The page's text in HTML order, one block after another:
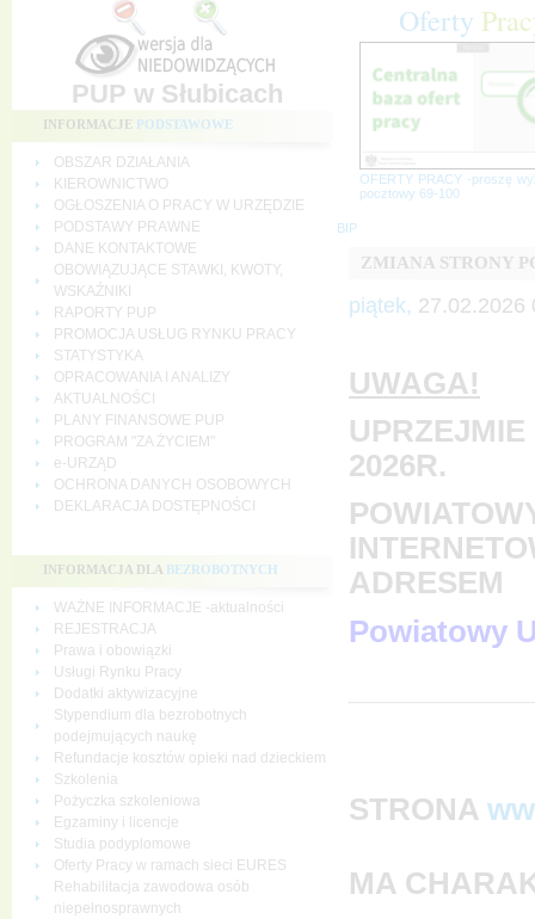
PUP w Słubicach
INFORMACJE PODSTAWOWE
OBSZAR DZIAŁANIA
KIEROWNICTWO
OGŁOSZENIA O PRACY W URZĘDZIE
PODSTAWY PRAWNE
DANE KONTAKTOWE
OBOWIĄZUJĄCE STAWKI, KWOTY,
WSKAŹNIKI
RAPORTY PUP
PROMOCJA USŁUG RYNKU PRACY
STATYSTYKA
OPRACOWANIA I ANALIZY
AKTUALNOŚCI
PLANY FINANSOWE PUP
PROGRAM "ZA ŻYCIEM"
e-URZĄD
OCHRONA DANYCH OSOBOWYCH
DEKLARACJA DOSTĘPNOŚCI
INFORMACJA DLA BEZROBOTNYCH
WAŻNE INFORMACJE -aktualności
REJESTRACJA
Prawa i obowiązki
Usługi Rynku Pracy
Dodatki aktywizacyjne
Stypendium dla bezrobotnych
podejmujących naukę
Refundacje kosztów opieki nad dzieckiem
Szkolenia
Pożyczka szkoleniowa
Egzaminy i licencje
Studia podyplomowe
Oferty Pracy w ramach sieci EURES
Rehabilitacja zawodowa osób
niepełnosprawnych
Oferty
OFERTY PRACY -proszę
pocztowy 69-100
BIP
ZMIANA STRONY
piątek, 27.02.2026
UWAGA!
2026R.
ADRESEM
Powiatowy
STRONA
MA